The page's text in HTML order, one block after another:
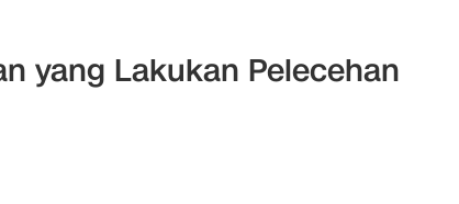
yang Lakukan Pelecehan